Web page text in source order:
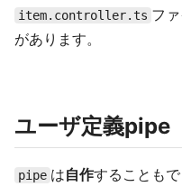
item.controller.ts フ
があります。
ユーザ定義pipe
pipe は自作することもで